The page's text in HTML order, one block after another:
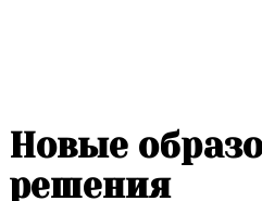
Новые
решения